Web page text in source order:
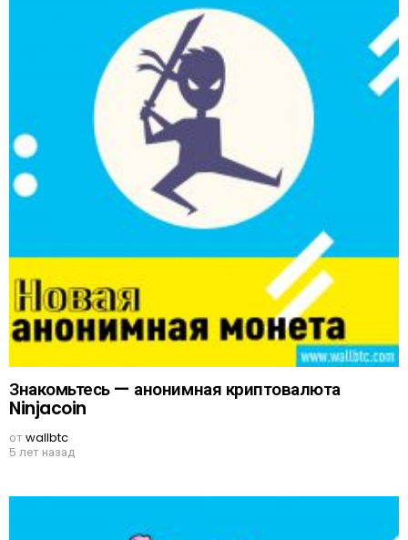
Знакомьтесь — анонимная криптовалюта
Ninjacoin
отwallbtc
5 лет назад